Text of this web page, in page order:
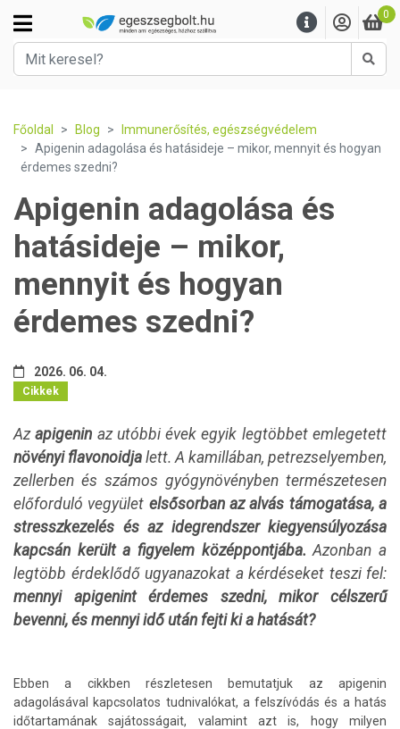
0
Főoldal Blog
Immunerősítés, egészségvédelem
Apigenin adagolása és hatásideje – mikor, mennyit és hogyan
érdemes szedni?
Apigenin adagolása és
hatásideje – mikor,
mennyit és hogyan
érdemes szedni?
2026. 06. 04.
Cikkek
Azapigenin az utóbbi évek egyik legtöbbet emlegetett
növényi flavonoidja lett. A kamillában, petrezselyemben,
zellerben és számos gyógynövényben természetesen
előforduló vegyület elsősorban az alvás támogatása, a
stresszkezelés és az idegrendszer kiegyensúlyozása
kapcsán került a figyelem középpontjába. Azonban a
legtöbb érdeklődő ugyanazokat a kérdéseket teszi fel:
mennyi apigenint érdemes szedni, mikor célszerű
bevenni, és mennyi idő után fejti ki a hatását?
Ebben a cikkben részletesen bemutatjuk az apigenin
adagolásával kapcsolatos tudnivalókat, a felszívódás és a hatás
időtartamának sajátosságait, valamint azt is, hogy milyen